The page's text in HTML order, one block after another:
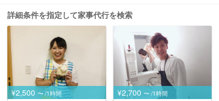
詳細条件を指定して家事代行を検索
¥2,500 〜 /1時間
¥2,700 〜 /1時間